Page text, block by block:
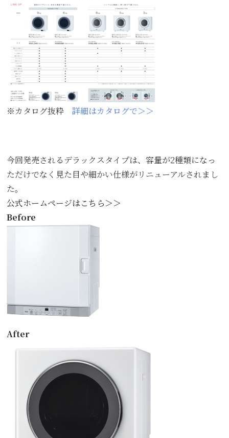
※カタログ抜粋 詳細はカタログで＞＞
今回発売されるデラックスタイプは、容量が2種類になっ
ただけでなく見た目や細かい仕様がリニューアルされまし
た。
公式ホームページはこちら＞＞
Before
After